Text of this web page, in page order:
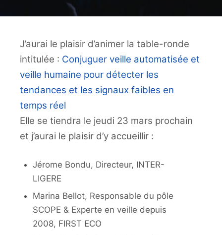
J’aurai le plaisir d’animer la table-ronde
intitulée : Conjuguer veille automatisée et
veille humaine pour détecter les
tendances et les signaux faibles en
temps réel
Elle se tiendra le jeudi 23 mars prochain
et j’aurai le plaisir d’y accueillir :
Jérome Bondu, Directeur, INTER-
LIGERE
Marina Bellot, Responsable du pôle
SCOPE & Experte en veille depuis
2008, FIRST ECO